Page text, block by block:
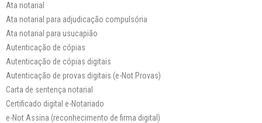
Ata notarial
Ata notarial para adjudicação compulsória
Ata notarial para usucapião
Autenticação de cópias
Autenticação de cópias digitais
Autenticação de provas digitais (e-Not Provas)
Carta de sentença notarial
Certificado digital e-Notariado
e-Not Assina (reconhecimento de firma digital)